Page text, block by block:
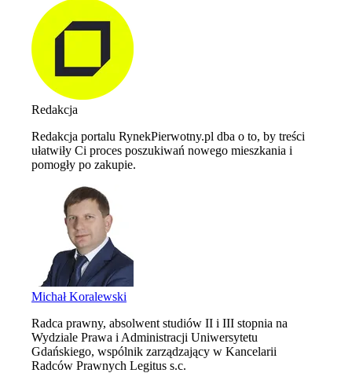
Redakcja
Redakcja portalu RynekPierwotny.pl dba o to, by treści
ułatwiły Ci proces poszukiwań nowego mieszkania i
pomogły po zakupie.
Michał Koralewski
Radca prawny, absolwent studiów II i III stopnia na
Wydziale Prawa i Administracji Uniwersytetu
Gdańskiego, wspólnik zarządzający w Kancelarii
Radców Prawnych Legitus s.c.